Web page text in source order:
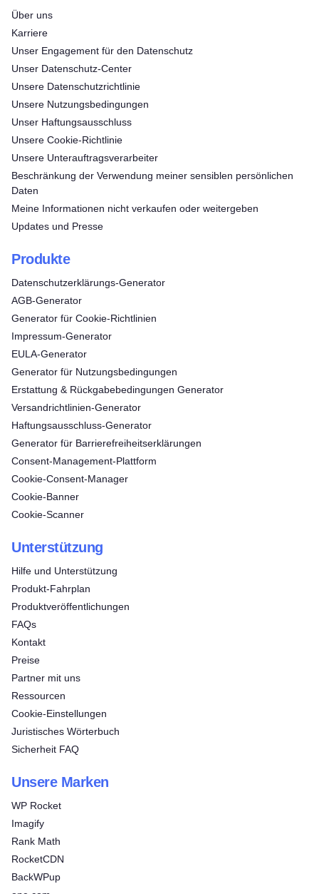
Über uns
Karriere
Unser Engagement für den Datenschutz
Unser Datenschutz-Center
Unsere Datenschutzrichtlinie
Unsere Nutzungsbedingungen
Unser Haftungsausschluss
Unsere Cookie-Richtlinie
Unsere Unterauftragsverarbeiter
Beschränkung der Verwendung meiner sensiblen persönlichen
Daten
Meine Informationen nicht verkaufen oder weitergeben
Updates und Presse
Produkte
Datenschutzerklärungs-Generator
AGB-Generator
Generator für Cookie-Richtlinien
Impressum-Generator
EULA-Generator
Generator für Nutzungsbedingungen
Erstattung & Rückgabebedingungen Generator
Versandrichtlinien-Generator
Haftungsausschluss-Generator
Generator für Barrierefreiheitserklärungen
Consent‑Management‑Plattform
Cookie-Consent-Manager
Cookie-Banner
Cookie-Scanner
Unterstützung
Hilfe und Unterstützung
Produkt-Fahrplan
Produktveröffentlichungen
FAQs
Kontakt
Preise
Partner mit uns
Ressourcen
Cookie-Einstellungen
Juristisches Wörterbuch
Sicherheit FAQ
Unsere Marken
WP Rocket
Imagify
Rank Math
RocketCDN
BackWPup